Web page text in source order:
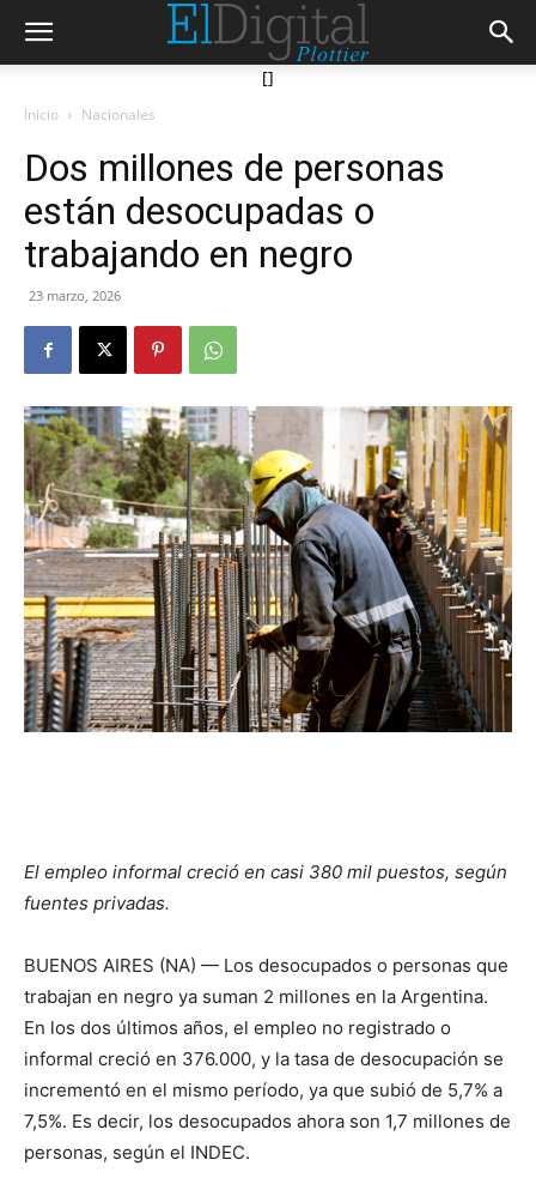
[]
Inicio Nacionales
Dos millones de personas
están desocupadas o
trabajando en negro
23 marzo, 2026
El empleo informal creció en casi 380 mil puestos, según
fuentes privadas.
BUENOS AIRES (NA) — Los desocupados o personas que
trabajan en negro ya suman 2 millones en la Argentina.
En los dos últimos años, el empleo no registrado o
informal creció en 376.000, y la tasa de desocupación se
incrementó en el mismo período, ya que subió de 5,7% a
7,5%. Es decir, los desocupados ahora son 1,7 millones de
personas, según el INDEC.